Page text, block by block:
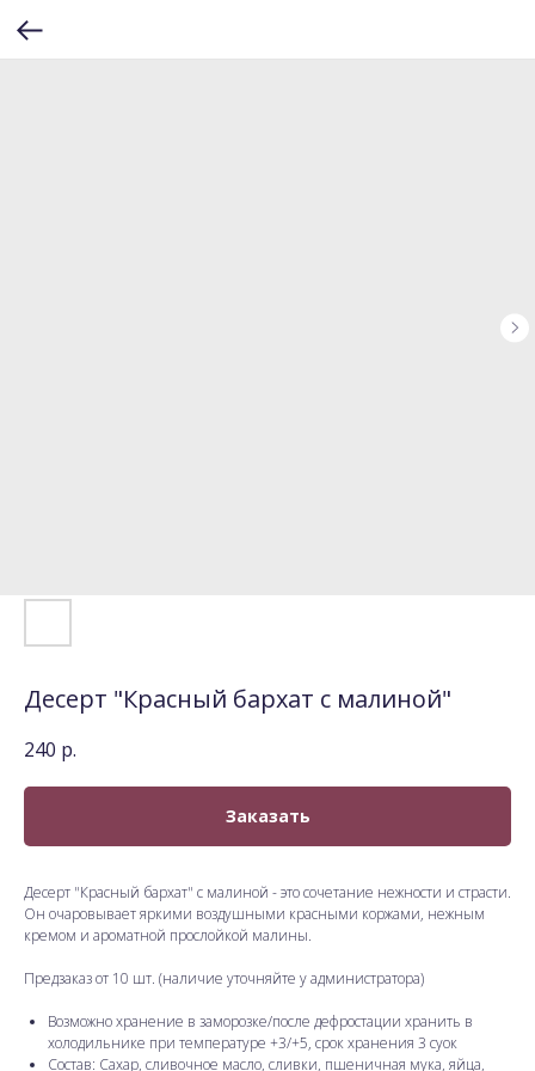
Десерт "Красный бархат с малиной"
240 р.
Заказать
Десерт "Красный бархат" с малиной - это сочетание нежности и страсти.
Он очаровывает яркими воздушными красными коржами, нежным
кремом и ароматной прослойкой малины.
Предзаказ от 10 шт. (наличие уточняйте у администратора)
Возможно хранение в заморозке/после дефростации хранить в
холодильнике при температуре +3/+5, срок хранения 3 суок
Состав: Сахар, сливочное масло, сливки, пшеничная мука, яйца,